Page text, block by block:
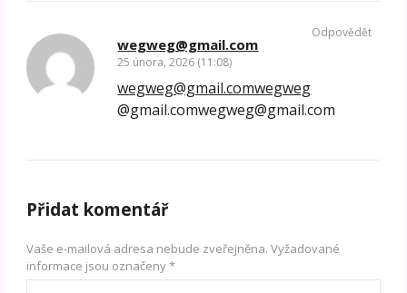
wegweg@gmail.com
25 února, 2026 (11:08)
wegweg@gmail.comwegweg
@gmail.comwegweg@gmail.com
Odpovědět
Přidat komentář
Vaše e-mailová adresa nebude zveřejněna. Vyžadované
informace jsou označeny*